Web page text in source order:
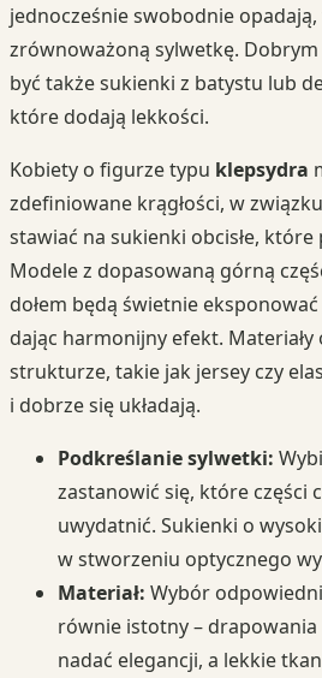
jednocześnie swobodnie
zrównoważoną sylwetkę.
być także sukienki z batystu lub
które dodają lekkości.
Kobiety o figurze typu klepsydra
zdefiniowane krągłości, w
stawiać na sukienki obcisłe, które
Modele z dopasowaną górną
dołem będą świetnie
dając harmonijny efekt. Materiały
strukturze, takie jak jersey czy
i dobrze się układają.
Podkreślanie sylwetki:
zastanowić się, które części
uwydatnić. Sukienki o
w stworzeniu optycznego
Materiał: Wybór
równie istotny –
nadać elegancji, a lekkie